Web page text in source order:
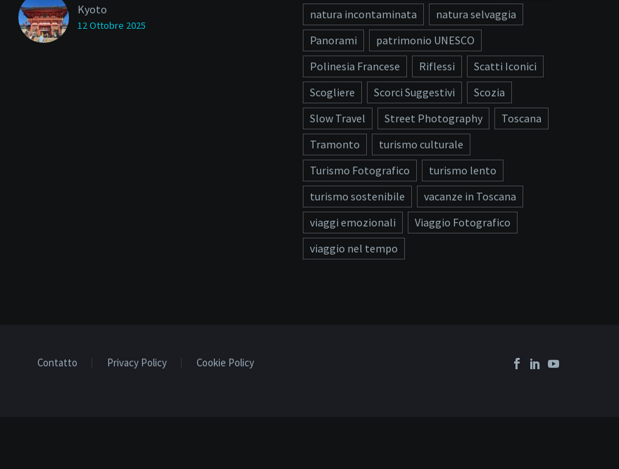
Kyoto
12 Ottobre 2025
natura incontaminata
natura selvaggia
Panorami
patrimonio UNESCO
Polinesia Francese
Riflessi
Scatti Iconici
Scogliere
Scorci Suggestivi
Scozia
Slow Travel
Street Photography
Toscana
Tramonto
turismo culturale
Turismo Fotografico
turismo lento
turismo sostenibile
vacanze in Toscana
viaggi emozionali
Viaggio Fotografico
viaggio nel tempo
Contatto Privacy Policy Cookie Policy